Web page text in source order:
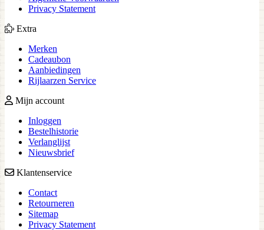
Privacy Statement
Extra
Merken
Cadeaubon
Aanbiedingen
Rijlaarzen Service
Mijn account
Inloggen
Bestelhistorie
Verlanglijst
Nieuwsbrief
Klantenservice
Contact
Retourneren
Sitemap
Privacy Statement